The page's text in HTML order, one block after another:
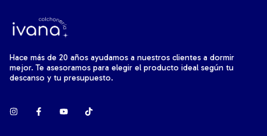
Hace más de 20 años ayudamos a nuestros clientes a dormir
mejor. Te asesoramos para elegir el producto ideal según tu
descanso y tu presupuesto.